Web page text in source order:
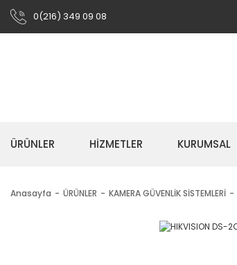
0(216) 349 09 08
ÜRÜNLER HIZMETLER KURUMSAL
Anasayfa ÜRÜNLER KAMERA GÜVENLİK SİSTEMLERİ